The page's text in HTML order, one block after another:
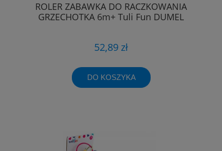
ROLER ZABAWKA DO RACZKOWANIA
GRZECHOTKA 6m+ Tuli Fun DUMEL
52,89 zł
DO KOSZYKA